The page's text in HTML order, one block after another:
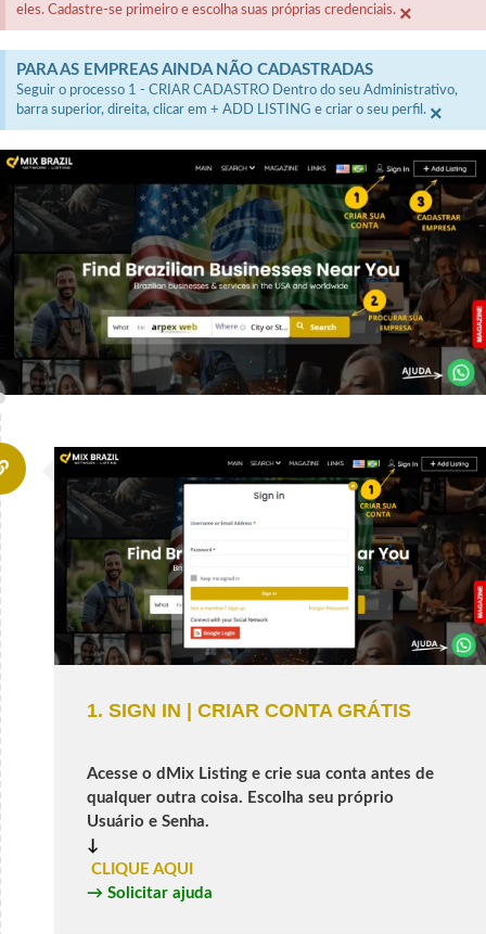
eles. Cadastre-se primeiro e escolha suas próprias credenciais. ×
PARA AS EMPREAS AINDA NÃO CADASTRADAS
Seguir o processo 1 - CRIAR CADASTRO Dentro do seu Administrativo,
barra superior, direita, clicar em + ADD LISTING e criar o seu perfil. ×
1. SIGN IN | CRIAR CONTA GRÁTIS
Acesse o dMix Listing e crie sua conta antes de
qualquer outra coisa. Escolha seu próprio
Usuário e Senha.
↓
CLIQUE AQUI
→ Solicitar ajuda